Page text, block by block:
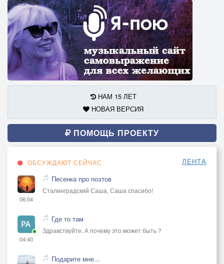
НАМ 15 ЛЕТ
НОВАЯ ВЕРСИЯ
ПОМОЩЬ ПРОЕКТУ
ОБСУЖДАЮТ СЕЙЧАС ЛЕНТА
06:04
Песенка про поэтов
Сталинградский Саша, Саша спасибо!
04:40
Где то там
Здравствуйте. А почему это может быть ?
Подарите мне...